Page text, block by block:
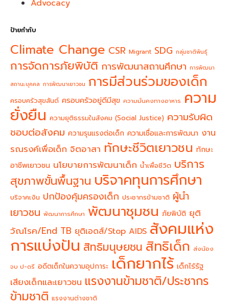
Advocacy
ป้ายกำกับ
Climate Change CSR Migrant SDG กลุ่มชาติพันธุ์
การจัดการภัยพิบัติ การพัฒนาสถานศึกษา การพัฒนา
สถานะบุคคล การพัฒนาเยาวชน การมีส่วนร่วมของเด็ก
ครอบครัวสุขสันต์ ครอบครัวอยู่ดีมีสุข ความมั่นคงทางอาหาร ความ
ยั่งยืน ความยุติธรรมในสังคม (Social Justice) ความรับผิด
ชอบต่อสังคม ความรุนแรงต่อเด็ก ความเชื่อและการพัฒนา งาน
รณรงค์เพื่อเด็ก จิตอาสา ทักษะชีวิตเยาวชน ทักษะ
อาชีพเยาวชน นโยบายการพัฒนาเด็ก น้ำเพื่อชีวิต บริการ
สุขภาพขั้นพื้นฐาน บริจาคทุนการศึกษา
บริจาคเงิน ปกป้องคุ้มครองเด็ก ประชากรข้ามชาติ ผู้นำ
เยาวชน พัฒนาการศึกษา พัฒนาชุมชน ภัยพิบัติ ยุติ
วัณโรค/End TB ยุติเอดส์/Stop AIDS สังคมแห่ง
การแบ่งปัน สิทธิมนุษยชน สิทธิเด็ก ส่งน้อง
จบ ป-ตรี อดีตเด็กในความอุปการะ เด็กยากไร้ เด็กไร้รัฐ
เสียงเด็กและเยาวชน แรงงานข้ามชาติ/ประชากร
ข้ามชาติ แรงงานต่างชาติ